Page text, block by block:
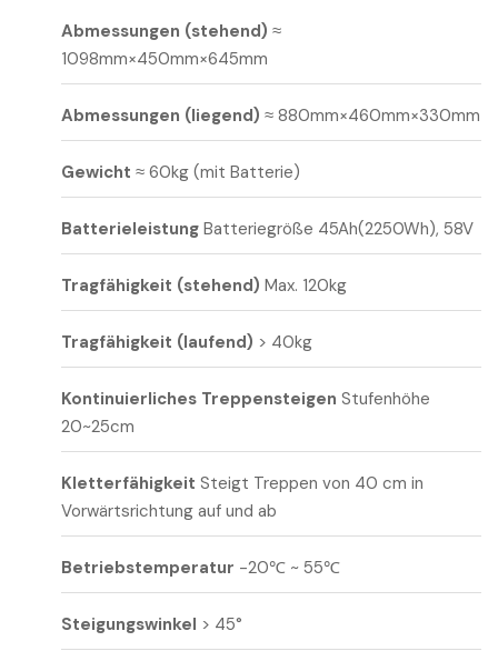
Abmessungen (stehend) ≈
1098mm×450mm×645mm
Abmessungen (liegend) ≈ 880mm×460mm×330mm
Gewicht ≈ 60kg (mit Batterie)
Batterieleistung Batteriegröße 45Ah(2250Wh), 58V
Tragfähigkeit (stehend) Max. 120kg
Tragfähigkeit (laufend) > 40kg
Kontinuierliches Treppensteigen Stufenhöhe
20~25cm
Kletterfähigkeit Steigt Treppen von 40 cm in
Vorwärtsrichtung auf und ab
Betriebstemperatur -20℃ ~ 55℃
Steigungswinkel > 45°